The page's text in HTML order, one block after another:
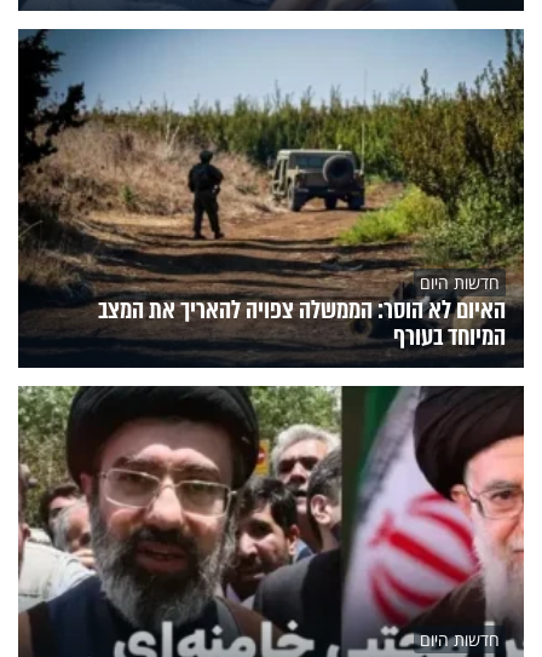
חדשות היום
האיום לא הוסר: הממשלה צפויה להאריך את המצב
המיוחד בעורף
חדשות היום